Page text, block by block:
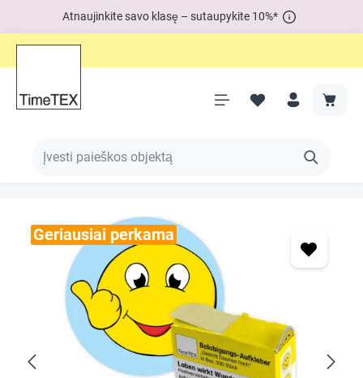
Atnaujinkite savo klasę – sutaupykite 10%*
Geriausiai perkama